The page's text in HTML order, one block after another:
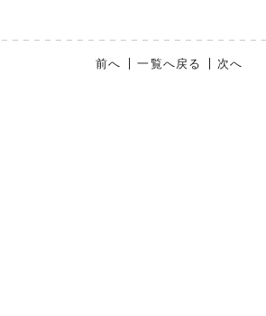
前へ 一覧へ戻る 次へ